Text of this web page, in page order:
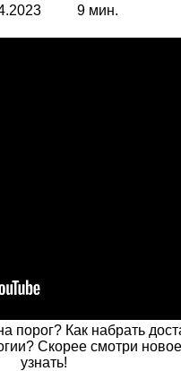
9 мин.
порог? Как набрать
Скорее смотри
узнать!